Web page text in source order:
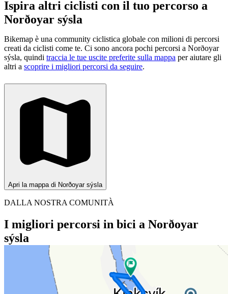
Ispira altri ciclisti con il tuo percorso a
Norðoyar sýsla
Bikemap è una community ciclistica globale con milioni di percorsi
creati da ciclisti come te. Ci sono ancora pochi percorsi a Norðoyar
sýsla, quindi traccia le tue uscite preferite sulla mappa per aiutare gli
altri a scoprire i migliori percorsi da seguire.
Apri la mappa di Norðoyar sýsla
DALLA NOSTRA COMUNITÀ
I migliori percorsi in bici a Norðoyar
sýsla